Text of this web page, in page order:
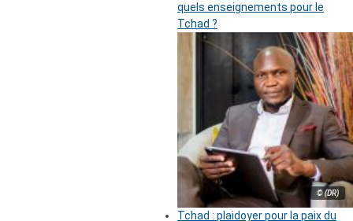
quels enseignements pour le
Tchad ?
© (DR)
Tchad : plaidoyer pour la paix du